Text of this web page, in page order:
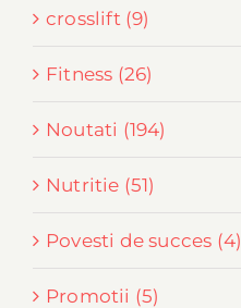
crosslift (9)
Fitness (26)
Noutati (194)
Nutritie (51)
Povesti de succes (4)
Promotii (5)